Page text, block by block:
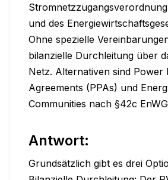
und des
Ohne spezielle
bilanzielle Durchleitung über
Netz. Alternativen sind Power
Agreements (PPAs) und
Communities nach §42c
Antwort:
Grundsätzlich gibt es drei